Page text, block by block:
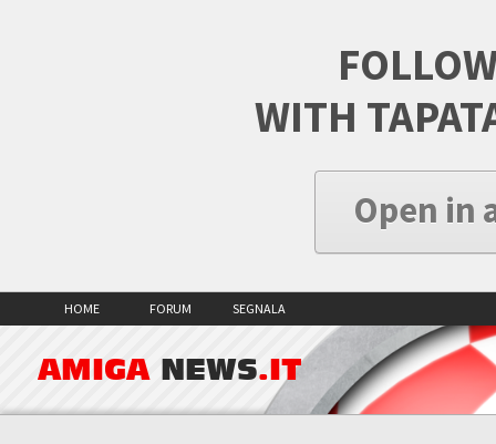
WITH
Open in
HOME FORUM SEGNALA
AMIGA NEWS.IT